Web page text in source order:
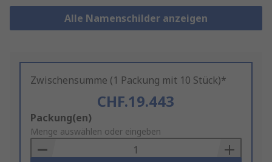
Alle Namenschilder anzeigen
Zwischensumme (1 Packung mit 10 Stück)*
CHF.19.443
Add
to
Basket
Packung(en)
Menge auswählen oder eingeben